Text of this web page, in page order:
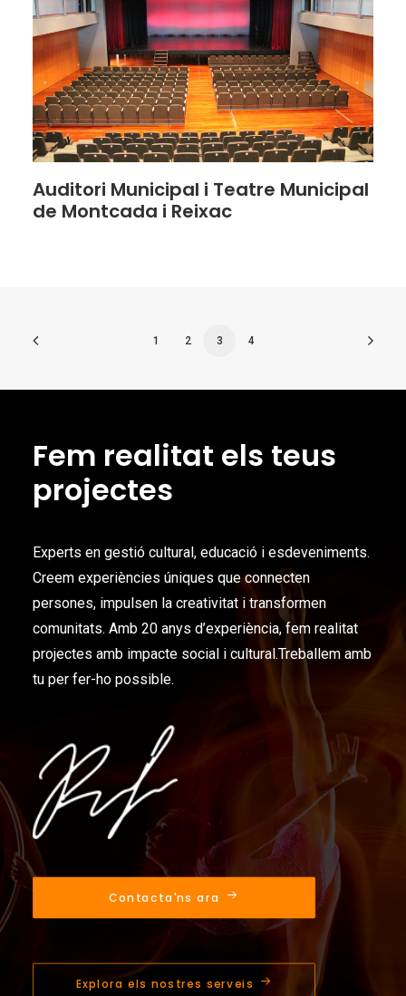
Auditori Municipal i Teatre Municipal
de Montcada i Reixac
1 2 3 4
Fem realitat els teus
projectes
Experts en gestió cultural, educació i esdeveniments.
Creem experiències úniques que connecten
persones, impulsen la creativitat i transformen
comunitats. Amb 20 anys d’experiència, fem realitat
projectes amb impacte social i cultural.Treballem amb
tu per fer-ho possible.
Contacta'ns ara
Explora els nostres serveis